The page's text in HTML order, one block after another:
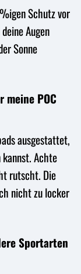
Schutz vor
Augen
Sonne
POC
ausgestattet,
kannst. Achte
rutscht. Die
nicht zu locker
Sportarten